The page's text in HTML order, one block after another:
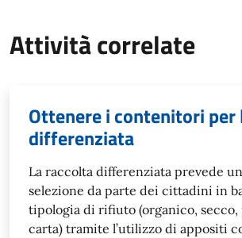
Attività correlate
Ottenere i contenitori per
differenziata
La raccolta differenziata prevede
selezione da parte dei cittadini in
tipologia di rifiuto (organico, secco,
carta) tramite l’utilizzo di appositi